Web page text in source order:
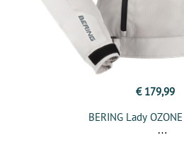
€ 179,99
BERING Lady